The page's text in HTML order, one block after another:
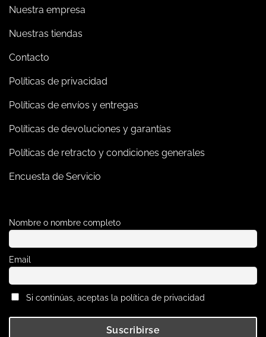
Nuestra empresa
Nuestras tiendas
Contacto
Políticas de privacidad
Políticas de envíos y entregas
Políticas de devoluciones y garantías
Políticas de retracto y condiciones generales
Encuesta de Servicio
Nombre o nombre completo
Email
Si continúas, aceptas la política de privacidad